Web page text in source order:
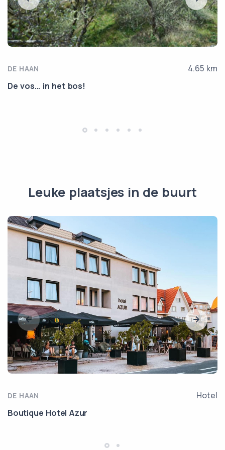
DE HAAN
4.65 km
De vos... in het bos!
Leuke plaatsjes in de buurt
DE HAAN
Hotel
Boutique Hotel Azur